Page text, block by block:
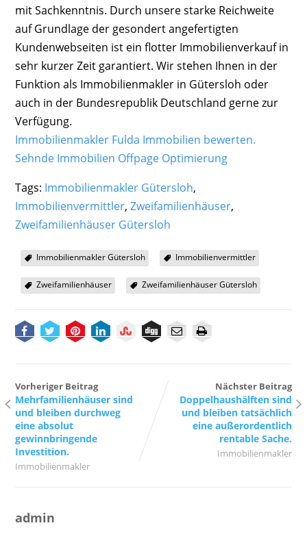
mit Sachkenntnis. Durch unsere starke Reichweite
auf Grundlage der gesondert angefertigten
Kundenwebseiten ist ein flotter Immobilienverkauf in
sehr kurzer Zeit garantiert. Wir stehen Ihnen in der
Funktion als Immobilienmakler in Gütersloh oder
auch in der Bundesrepublik Deutschland gerne zur
Verfügung.
Immobilienmakler Fulda Immobilien bewerten.
Sehnde Immobilien Offpage Optimierung
Tags: Immobilienmakler Gütersloh,
Immobilienvermittler, Zweifamilienhäuser,
Zweifamilienhäuser Gütersloh
Immobilienmakler Gütersloh Immobilienvermittler
Zweifamilienhäuser Zweifamilienhäuser Gütersloh
Vorheriger Beitrag
Mehrfamilienhäuser sind
und bleiben durchweg
eine absolut
gewinnbringende
Investition.
Immobilienmakler
Nächster Beitrag
Doppelhaushälften sind
und bleiben tatsächlich
eine außerordentlich
rentable Sache.
Immobilienmakler
admin